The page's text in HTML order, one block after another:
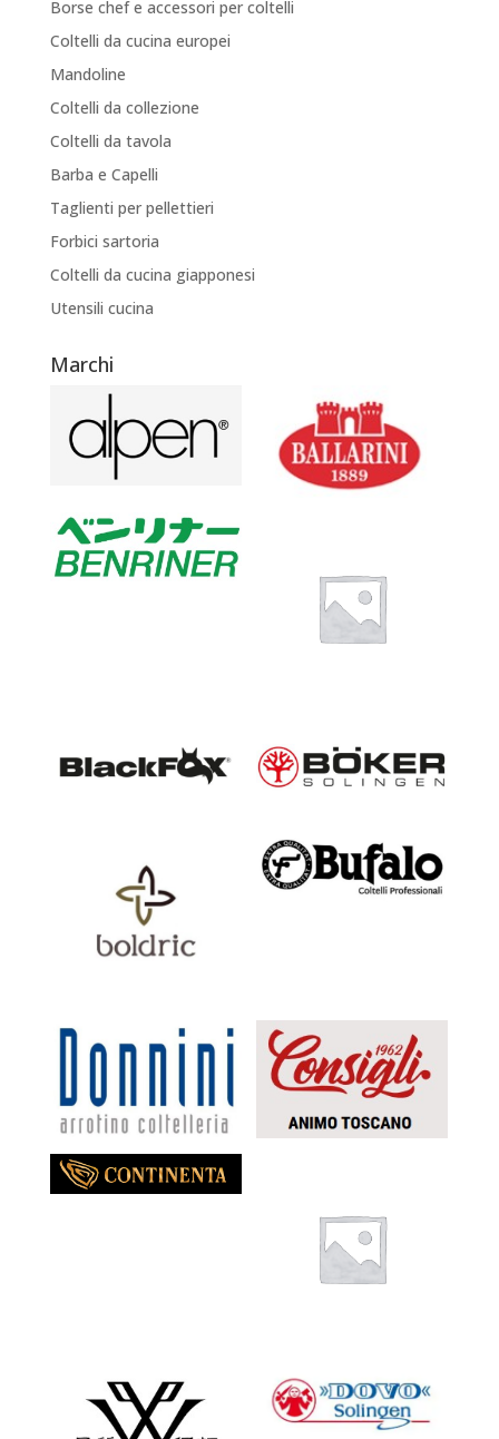
Borse chef e accessori per coltelli
Coltelli da cucina europei
Mandoline
Coltelli da collezione
Coltelli da tavola
Barba e Capelli
Taglienti per pellettieri
Forbici sartoria
Coltelli da cucina giapponesi
Utensili cucina
Marchi